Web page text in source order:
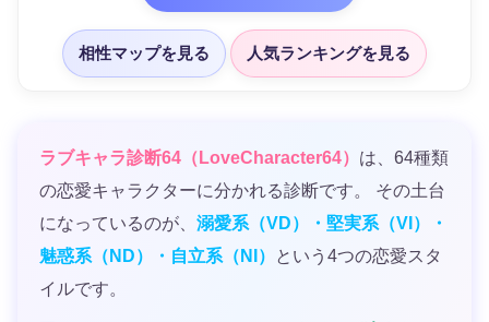
相性マップを見る 人気ランキングを見る
ラブキャラ診断64（LoveCharacter64） は、64種類
の恋愛キャラクターに分かれる診断です。 その土台
になっているのが、 溺愛系（VD）・堅実系（VI）・
魅惑系（ND）・自立系（NI）
という4つの恋愛スタ
イルです。